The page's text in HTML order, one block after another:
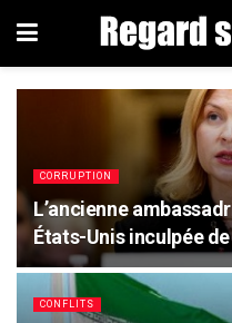
CORRUPTION
L’ancienne
États-Unis inculpée
CONFLITS